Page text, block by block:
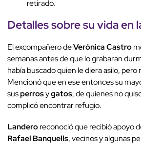
retirado.
Detalles sobre su vida en
El excompañero deVerónica Castro
semanas antes de que lo grabaran
había buscado quien le diera asilo, pero
Mencionó que en ese entonces su
susperrosygatos, de quienes no
complicó encontrar refugio.
Landeroreconoció que recibió apoyo
Rafael Banquells, vecinos y algunas